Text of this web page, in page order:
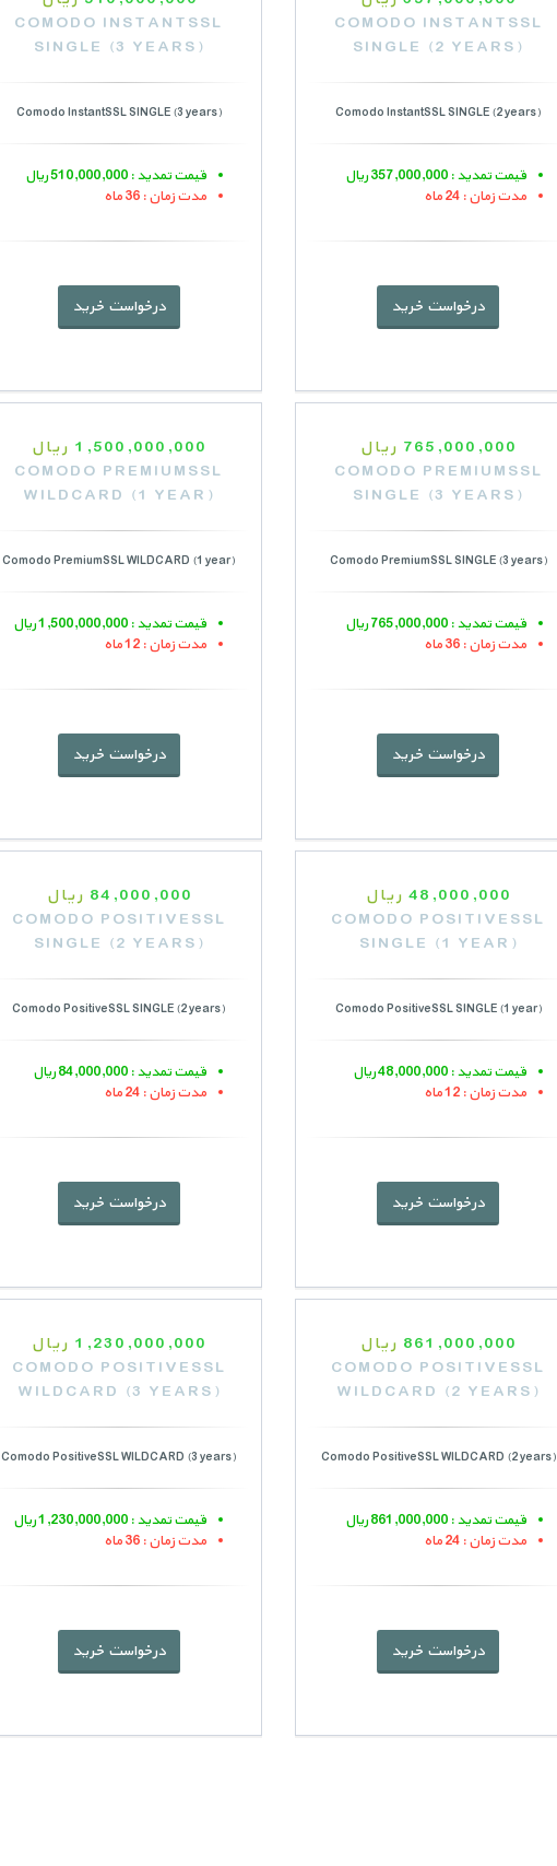
COMODO INSTANTSSL
SINGLE (2 YEARS)
Comodo InstantSSL SINGLE (2 years)
قیمت تمدید : 357,000,000 ریال
مدت زمان : 24 ماه
درخواست خرید
COMODO INSTANTSSL
SINGLE (3 YEARS)
Comodo InstantSSL SINGLE (3 years)
قیمت تمدید : 510,000,000 ریال
مدت زمان : 36 ماه
درخواست خرید
765,000,000 ریال
COMODO PREMIUMSSL
SINGLE (3 YEARS)
Comodo PremiumSSL SINGLE (3 years)
قیمت تمدید : 765,000,000 ریال
مدت زمان : 36 ماه
درخواست خرید
1,500,000,000 ریال
COMODO PREMIUMSSL
WILDCARD (1 YEAR)
Comodo PremiumSSL WILDCARD (1 year)
قیمت تمدید : 1,500,000,000 ریال
مدت زمان : 12 ماه
درخواست خرید
48,000,000 ریال
COMODO POSITIVESSL
SINGLE (1 YEAR)
Comodo PositiveSSL SINGLE (1 year)
قیمت تمدید : 48,000,000 ریال
مدت زمان : 12 ماه
درخواست خرید
84,000,000 ریال
COMODO POSITIVESSL
SINGLE (2 YEARS)
Comodo PositiveSSL SINGLE (2 years)
قیمت تمدید : 84,000,000 ریال
مدت زمان : 24 ماه
درخواست خرید
861,000,000 ریال
COMODO POSITIVESSL
WILDCARD (2 YEARS)
Comodo PositiveSSL WILDCARD (2 years)
قیمت تمدید : 861,000,000 ریال
مدت زمان : 24 ماه
درخواست خرید
1,230,000,000 ریال
COMODO POSITIVESSL
WILDCARD (3 YEARS)
Comodo PositiveSSL WILDCARD (3 years)
قیمت تمدید : 1,230,000,000 ریال
مدت زمان : 36 ماه
درخواست خرید